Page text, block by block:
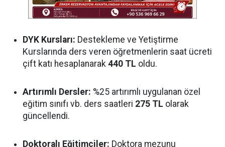
DYK Kursları: Destekleme ve Yetiştirme
Kurslarında ders veren öğretmenlerin saat ücreti
çift katı hesaplanarak 440 TL oldu.
Artırımlı Dersler: %25 artırımlı uygulanan özel
eğitim sınıfı vb. ders saatleri 275 TL olarak
güncellendi.
Doktoralı Eğitimciler: Doktora mezunu